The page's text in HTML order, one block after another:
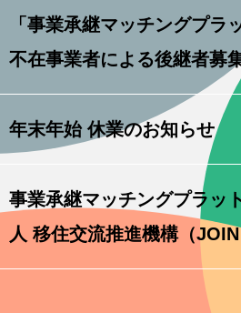
「事業承継マッチングプ
不在事業者による後継者募
年末年始 休業のお知らせ
事業承継マッチングプラッ
人 移住交流推進機構（